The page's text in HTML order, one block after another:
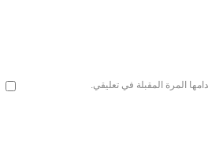
المرة المقبلة في تعليقي.